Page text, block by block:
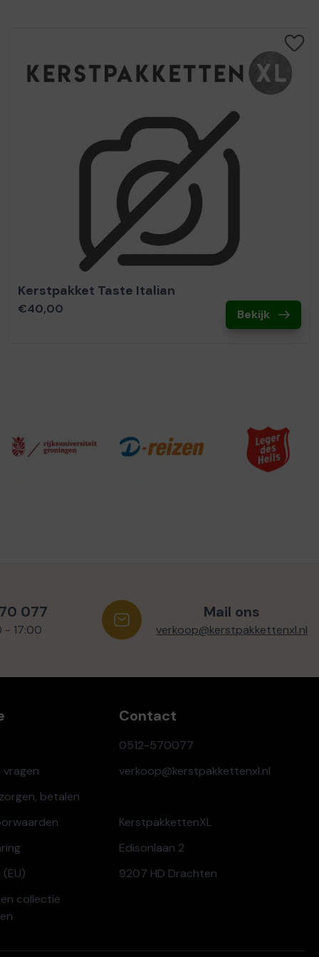
Kerstpakket Taste Italian
€40,00 Bekijk
077
- 17:00
Mail ons
verkoop@kerstpakkettenxl.nl
vragen
betalen
collectie
Contact
0512-570077
verkoop@kerstpakkettenxl.nl
KerstpakkettenXL
Edisonlaan 2
9207 HD Drachten